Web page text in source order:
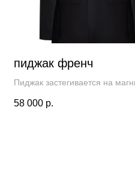
пиджак френч
Пиджак застегивается на
отложной
58 000 р.